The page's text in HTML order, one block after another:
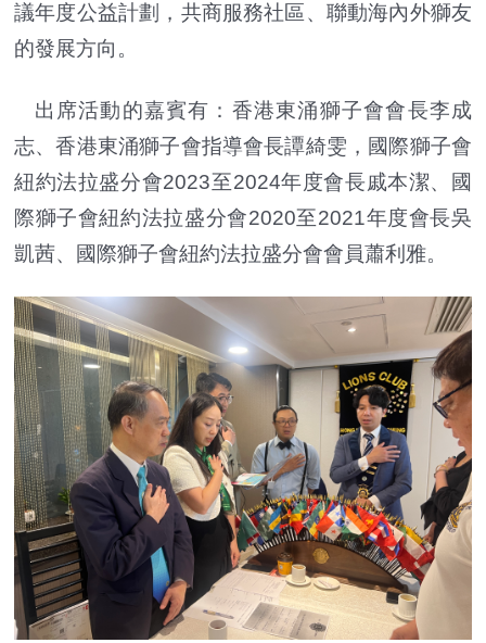
議年度公益計劃，共商服務社區、聯動海內外獅友
的發展方向。
出席活動的嘉賓有：香港東涌獅子會會長李成
志、香港東涌獅子會指導會長譚綺雯，國際獅子會
紐約法拉盛分會2023至2024年度會長戚本潔、國
際獅子會紐約法拉盛分會2020至2021年度會長吳
凱茜、國際獅子會紐約法拉盛分會會員蕭利雅。